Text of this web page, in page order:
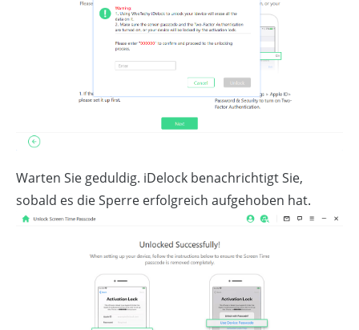
Warten Sie geduldig. iDelock benachrichtigt Sie,
sobald es die Sperre erfolgreich aufgehoben hat.